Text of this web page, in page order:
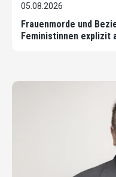
05.08.2026
Frauenmorde und
Feministinnen explizit